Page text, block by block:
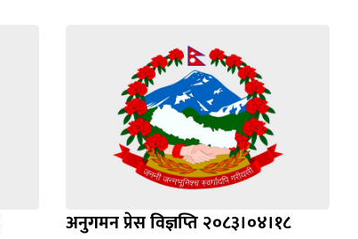
अनुगमन प्रेस विज्ञप्ति २०८३।०४।१८